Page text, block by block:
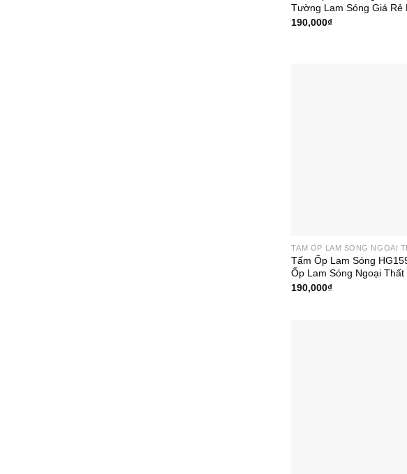
Tường Lam Sóng Giá Rẻ
190,000₫
TẤM ỐP LAM SÓNG NGOÀI
Tấm Ốp Lam Sóng
Ốp Lam Sóng Ngoại Thất
190,000₫